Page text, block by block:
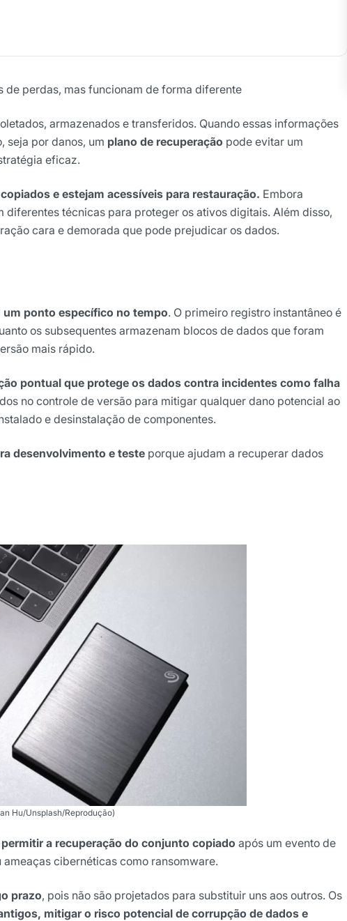
perdas, mas funcionam de forma diferente
armazenados e transferidos. Quando essas informações
seja por danos, um plano de recuperação pode evitar um
eficaz.
e estejam acessíveis para restauração. Embora
diferentes técnicas para proteger os ativos digitais. Além disso,
cara e demorada que pode prejudicar os dados.
ponto específico no tempo. O primeiro registro instantâneo é
os subsequentes armazenam blocos de dados que foram
mais rápido.
pontual que protege os dados contra incidentes como falha
no controle de versão para mitigar qualquer dano potencial ao
e desinstalação de componentes.
desenvolvimento e teste porque ajudam a recuperar dados
Hu/Unsplash/Reprodução)
a recuperação do conjunto copiado após um evento de
cibernéticas como ransomware.
prazo, pois não são projetados para substituir uns aos outros. Os
mitigar o risco potencial de corrupção de dados e
do mercado
concorda em receber